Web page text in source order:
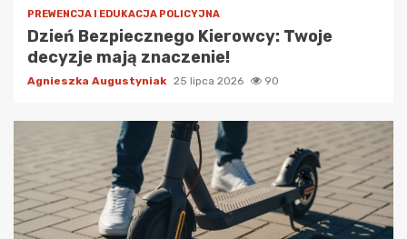
PREWENCJA I EDUKACJA POLICYJNA
Dzień Bezpiecznego Kierowcy: Twoje
decyzje mają znaczenie!
Agnieszka Augustyniak 25 lipca 2026 90